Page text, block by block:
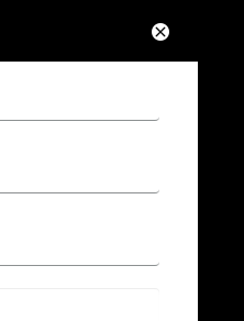

ください。時間内
